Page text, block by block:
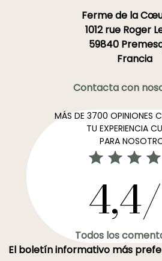
Ferme de la
1012 rue Roger
59840
Francia
Contacta con
MÁS DE 3700 OPINIONES
TU EXPERIENCIA
PARA
Todos los
El boletín informativo más